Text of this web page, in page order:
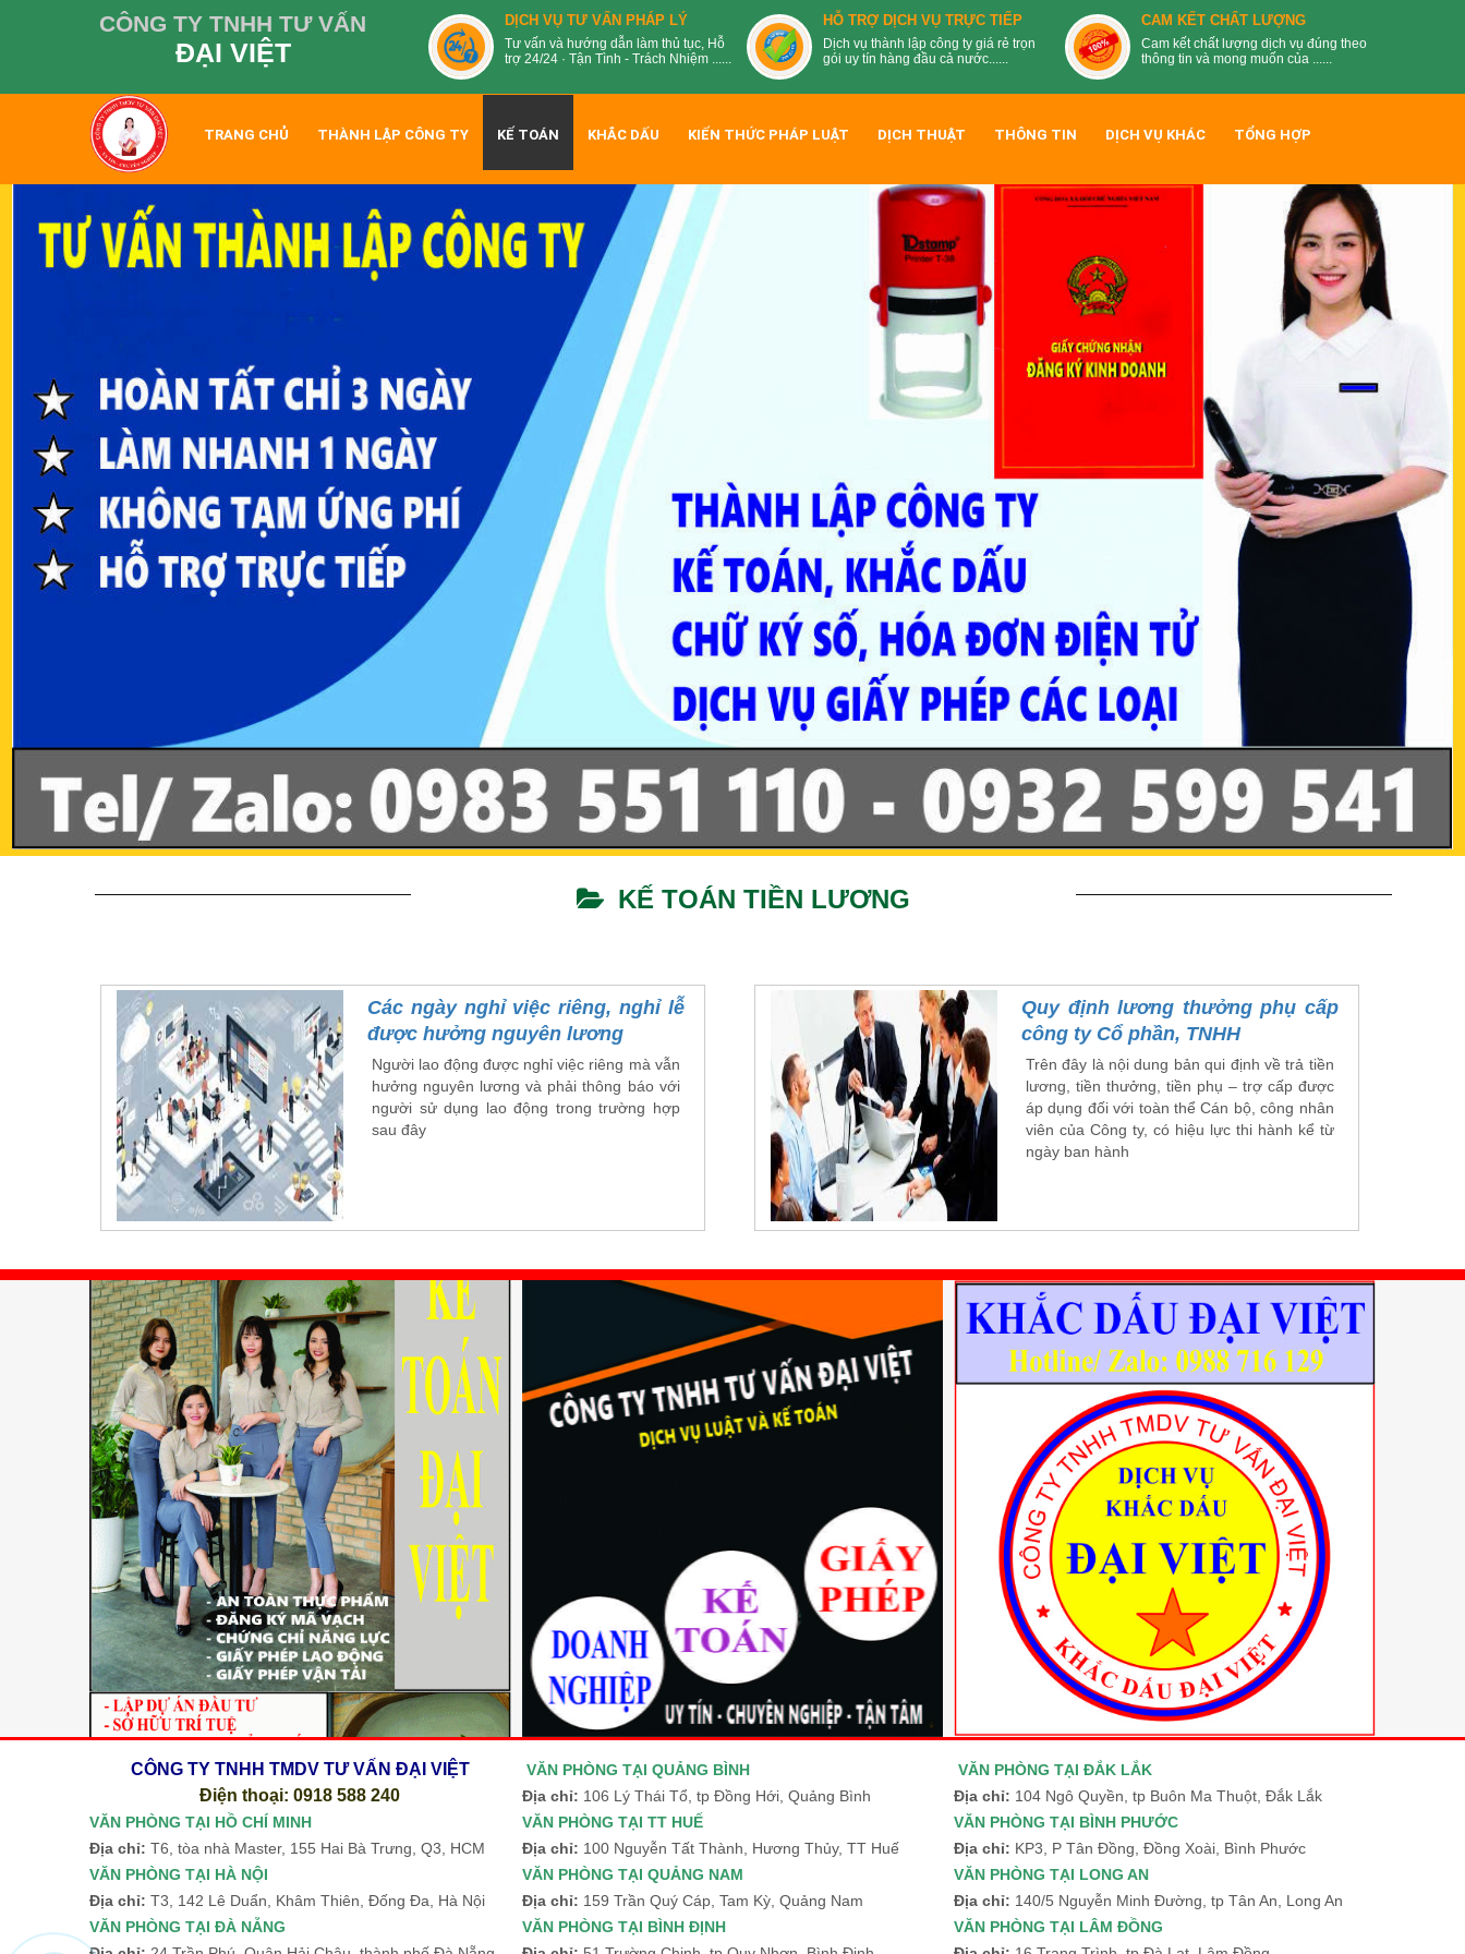
CÔNG TY TNHH TƯ VẤN
ĐẠI VIỆT
DỊCH VỤ TƯ VẤN PHÁP LÝ
Tư vấn và hướng dẫn làm thủ tục, Hỗ
trợ 24/24 · Tận Tình - Trách Nhiệm ......
HỖ TRỢ DỊCH VỤ TRỰC TIẾP
Dịch vụ thành lập công ty giá rẻ trọn
gói uy tín hàng đầu cả nước......
CAM KẾT CHẤT LƯỢNG
Cam kết chất lượng dịch vụ đúng theo
thông tin và mong muốn của ......
TRANG CHỦ THÀNH LẬP CÔNG TY KẾ TOÁN KHẮC DẤU KIẾN THỨC PHÁP LUẬT DỊCH THUẬT THÔNG TIN DỊCH VỤ KHÁC TỔNG HỢP
KẾ TOÁN TIỀN LƯƠNG
Các ngày nghỉ việc riêng, nghỉ lễ
được hưởng nguyên lương
Người lao động được nghỉ việc riêng mà vẫn
hưởng nguyên lương và phải thông báo với
người sử dụng lao động trong trường hợp
sau đây
Quy định lương thưởng phụ cấp
công ty Cổ phần, TNHH
Trên đây là nội dung bản qui định về trả tiền
lương, tiền thưởng, tiền phụ – trợ cấp được
áp dụng đối với toàn thể Cán bộ, công nhân
viên của Công ty, có hiệu lực thi hành kể từ
ngày ban hành
CÔNG TY TNHH TMDV TƯ VẤN ĐẠI VIỆT
Điện thoại: 0918 588 240
VĂN PHÒNG TẠI HỒ CHÍ MINH
Địa chỉ: T6, tòa nhà Master, 155 Hai Bà Trưng, Q3, HCM
VĂN PHÒNG TẠI HÀ NỘI
Địa chỉ: T3, 142 Lê Duẩn, Khâm Thiên, Đống Đa, Hà Nội
VĂN PHÒNG TẠI ĐÀ NẴNG
VĂN PHÒNG TẠI QUẢNG BÌNH
Địa chỉ: 106 Lý Thái Tổ, tp Đồng Hới, Quảng Bình
VĂN PHÒNG TẠI TT HUẾ
Địa chỉ: 100 Nguyễn Tất Thành, Hương Thủy, TT Huế
VĂN PHÒNG TẠI QUẢNG NAM
Địa chỉ: 159 Trần Quý Cáp, Tam Kỳ, Quảng Nam
VĂN PHÒNG TẠI BÌNH ĐỊNH
VĂN PHÒNG TẠI ĐẮK LẮK
Địa chỉ: 104 Ngô Quyền, tp Buôn Ma Thuột, Đắk Lắk
VĂN PHÒNG TẠI BÌNH PHƯỚC
Địa chỉ: KP3, P Tân Đồng, Đồng Xoài, Bình Phước
VĂN PHÒNG TẠI LONG AN
Địa chỉ: 140/5 Nguyễn Minh Đường, tp Tân An, Long An
VĂN PHÒNG TẠI LÂM ĐỒNG